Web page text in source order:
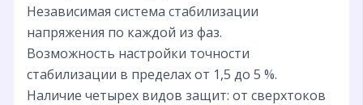
Независимая система стабилизации
напряжения по каждой из фаз.
Возможность настройки точности
стабилизации в пределах от 1,5 до 5 %.
Наличие четырех видов защит: от сверхтоков